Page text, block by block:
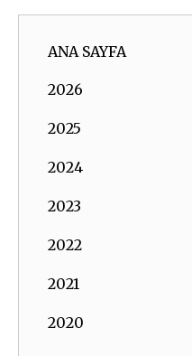
ANA SAYFA
2026
2025
2024
2023
2022
2021
2020